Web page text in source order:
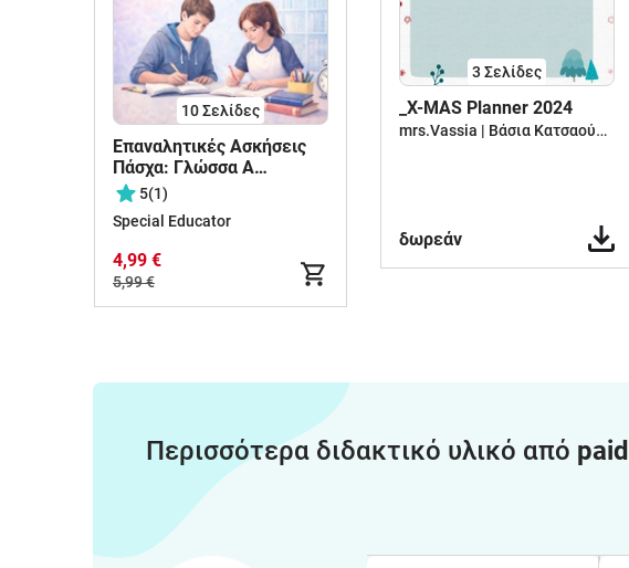
10Σελίδες
Επαναλητικές Ασκήσεις
Πάσχα: Γλώσσα Α
Γυμνασίου
5(1)
Special Educator
4,99 €
5,99 €
3 Σελίδες
_X-MAS Planner 2024
mrs.Vassia | Βάσια Κατσαούνου
δωρεάν
Περισσότερα διδακτικό υλικό από